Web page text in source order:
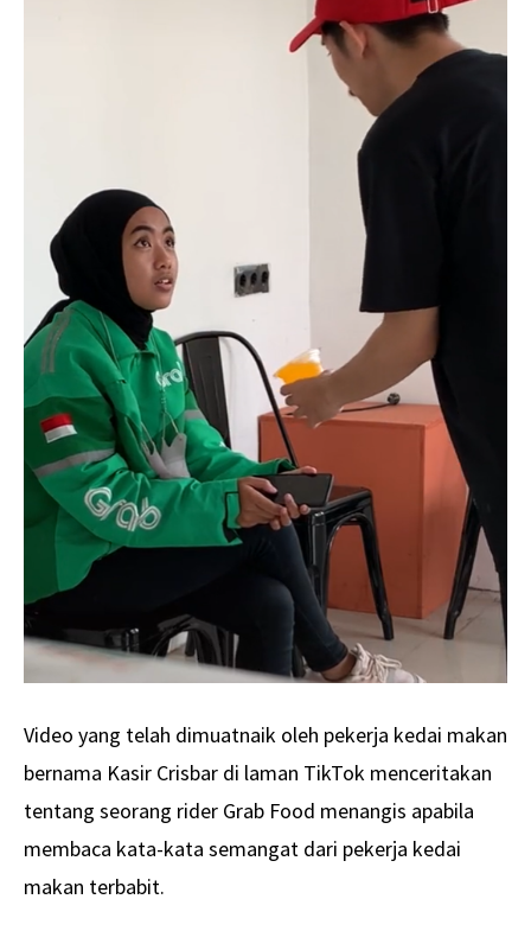
Video yang telah dimuatnaik oleh pekerja kedai makan
bernama Kasir Crisbar di laman TikTok menceritakan
tentang seorang rider Grab Food menangis apabila
membaca kata-kata semangat dari pekerja kedai
makan terbabit.